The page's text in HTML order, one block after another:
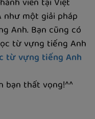
viên tại Việt
như một giải pháp
Anh. Bạn cũng có
từ vựng tiếng Anh
từ vựng tiếng Anh
bạn thất vọng!^^